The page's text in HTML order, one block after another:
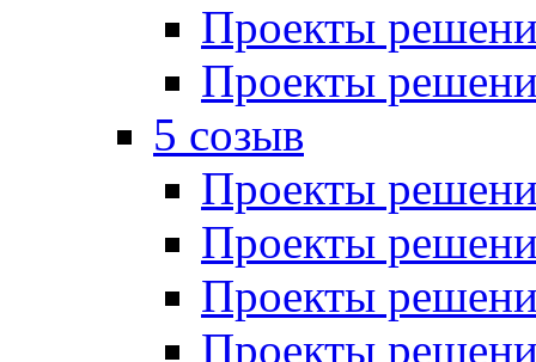
Проекты
Проекты
5 созыв
Проекты
Проекты
Проекты
Проекты